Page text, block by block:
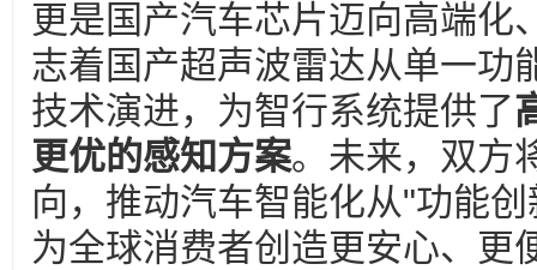
更是国产汽车芯片迈向高端化
志着国产超声波雷达从单一功
技术演进，为智行系统提供了
更优的感知方案。未来，双方
向，推动汽车智能化从"功能
为全球消费者创造更安心、更